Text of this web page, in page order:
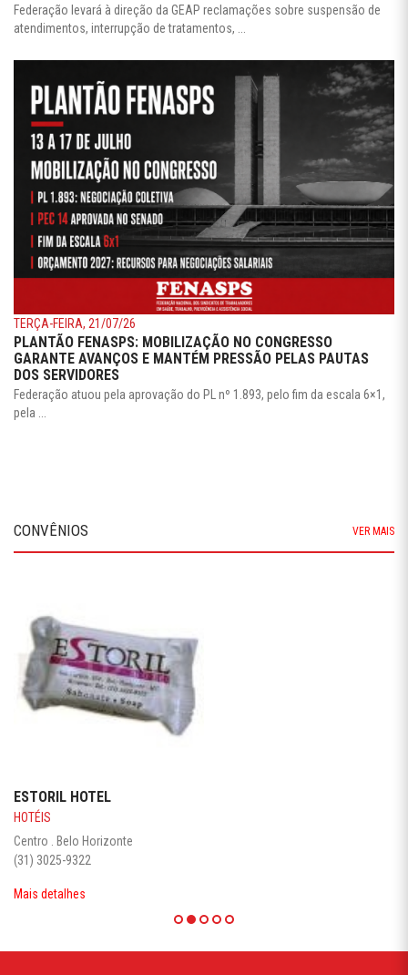
Federação levará à direção da GEAP reclamações sobre suspensão de
atendimentos, interrupção de tratamentos, ...
TERÇA-FEIRA, 21/07/26
PLANTÃO FENASPS: MOBILIZAÇÃO NO CONGRESSO
GARANTE AVANÇOS E MANTÉM PRESSÃO PELAS PAUTAS
DOS SERVIDORES
Federação atuou pela aprovação do PL nº 1.893, pelo fim da escala 6×1,
pela ...
CONVÊNIOS VER MAIS
ESTORIL HOTEL
HOTÉIS
Centro . Belo Horizonte
(31) 3025-9322
Mais detalhes